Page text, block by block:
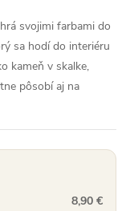
svojimi farbami do
sa hodí do interiéru
kameň v skalke,
pôsobí aj na
8,90 €